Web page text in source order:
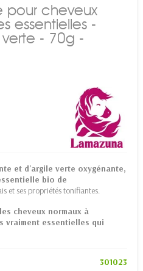
pour cheveux
essentielles -
- 70g -
et d'argile verte oxygénante,
bio de
et ses propriétés tonifiantes.
les cheveux normaux à
vraiment essentielles qui
301023